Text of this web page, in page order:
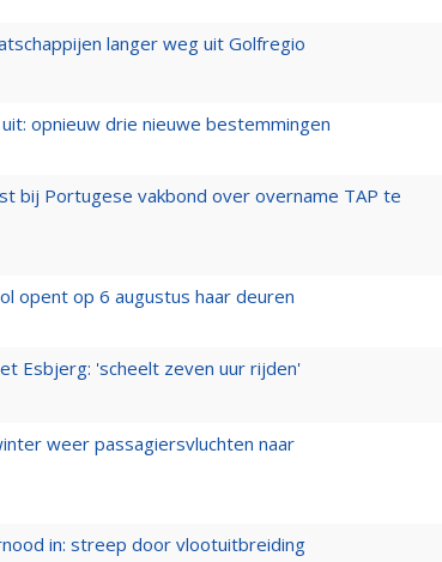
langer weg uit Golfregio
opnieuw drie nieuwe bestemmingen
bij Portugese vakbond over overname TAP te
opent op 6 augustus haar deuren
Esbjerg: 'scheelt zeven uur rijden'
weer passagiersvluchten naar
in: streep door vlootuitbreiding